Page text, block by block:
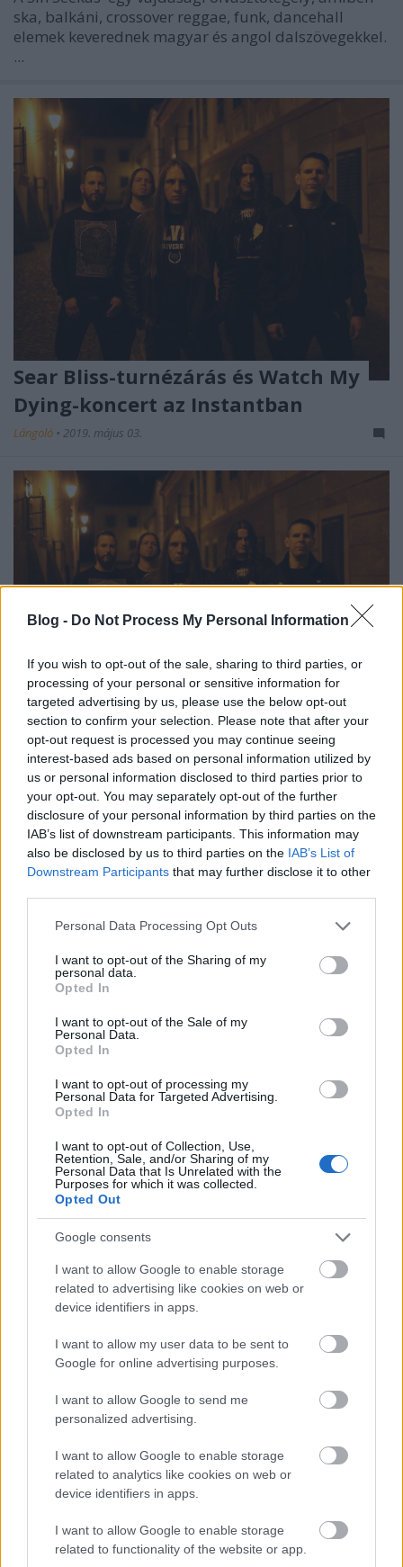
Blog - Do Not Process My Personal Information
If you wish to opt-out of the sale, sharing to third parties, or
processing of your personal or sensitive information for
targeted advertising by us, please use the below opt-out
section to confirm your selection. Please note that after your
opt-out request is processed you may continue seeing
interest-based ads based on personal information utilized by
us or personal information disclosed to third parties prior to
your opt-out. You may separately opt-out of the further
disclosure of your personal information by third parties on the
IAB’s list of downstream participants. This information may
also be disclosed by us to third parties on the IAB’s List of
Downstream Participants that may further disclose it to other
Please note that this website/app uses one or more Google
not limited to your visit or usage behaviour. You may click to
grant or deny consent to Google and its third-party tags to
use your data for below specified purposes in below Google
consent section.
Personal Data Processing Opt Outs
I want to opt-out of the Sharing of my
personal data.
Opted In
I want to opt-out of the Sale of my
Personal Data.
Opted In
I want to opt-out of processing my
Personal Data for Targeted Advertising.
Opted In
I want to opt-out of Collection, Use,
Retention, Sale, and/or Sharing of my
Personal Data that Is Unrelated with the
Purposes for which it was collected.
Opted Out
Google consents
I want to allow Google to enable storage
related to advertising like cookies on web or
device identifiers in apps.
I want to allow my user data to be sent to
Google for online advertising purposes.
I want to allow Google to send me
personalized advertising.
I want to allow Google to enable storage
related to analytics like cookies on web or
device identifiers in apps.
I want to allow Google to enable storage
related to functionality of the website or app.
ska, balkáni, crossover reggae, funk, dancehall
elemek keverednek magyar és angol dalszövegekkel.
...
Sear Bliss-turnézárás és Watch My
Dying-koncert az Instantban
Lángoló • 2019. május 03.
Nem túlzás azt mondani, hogy a szombathelyi
alapítású Sear Bliss zenekar Seven Springs
turnéjának utolsó, hetedik állomása különleges
esemény ...
Matthew McConaugheyt lejátsszák a
vászonról? - Megnéztük A
kokainkölyök című filmet
2019. május 02.
Matthew McConaughey miatt kaptuk fel a fejünket
az itthon A kokainkölyök (eredetiben White Boy Rick)